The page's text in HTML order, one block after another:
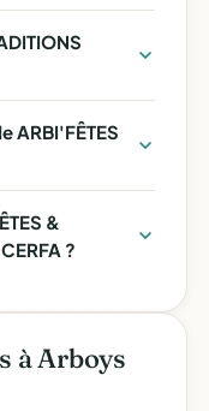
ARBI'FÊTES
&
?
à Arboys